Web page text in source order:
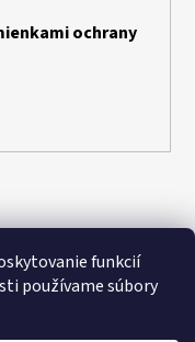
funkcií
používame súbory
ochrany